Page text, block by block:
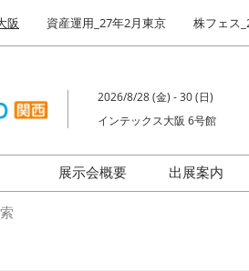
阪 資産運用_27年2月東京 株フェス
2026/8/28 (金) - 30 (日)
インテックス大阪 6号館
展示会概要
出展案内